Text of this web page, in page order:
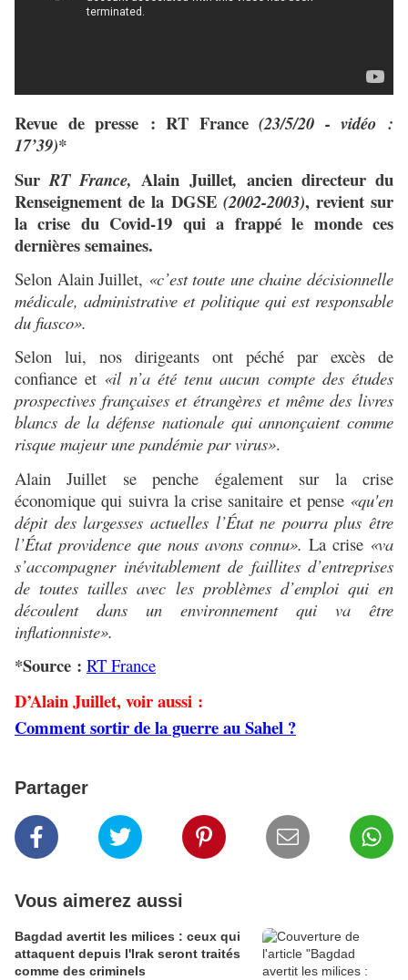
Revue de presse : RT France(23/5/20 - vidéo :
17’39)*
SurRT France,Alain Juillet, ancien directeur du
Renseignement de la DGSE (2002-2003), revient sur
la crise du Covid-19 qui a frappé le monde ces
dernières semaines.
Selon Alain Juillet, «c’est toute une chaine décisionnelle
médicale, administrative et politique qui est responsable
du fiasco».
Selon lui, nos dirigeants ont péché par excès de
confiance et «il n’a été tenu aucun compte des études
prospectives françaises et étrangères et même des livres
blancs de la défense nationale qui annonçaient comme
risque majeur une pandémie par virus».
Alain Juillet se penche également sur la crise
économique qui suivra la crise sanitaire et pense «qu'en
dépit des largesses actuelles l’État ne pourra plus être
l’État providence que nous avons connu». La crise «va
s’accompagner inévitablement de faillites d’entreprises
de toutes tailles avec les problèmes d’emploi qui en
découlent dans un environnement qui va être
inflationniste».
*Source : RT France
D’Alain Juillet, voir aussi :
Comment sortir de la guerre au Sahel ?
Partager
Vous aimerez aussi
Bagdad avertit les milices : ceux qui
attaquent depuis l'Irak seront traités
comme des criminels